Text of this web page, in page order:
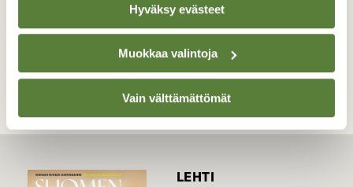
Hyväksy evästeet
Muokkaa valintoja
Vain välttämättömät
TAKAISIN LISTAAN
LEHTI